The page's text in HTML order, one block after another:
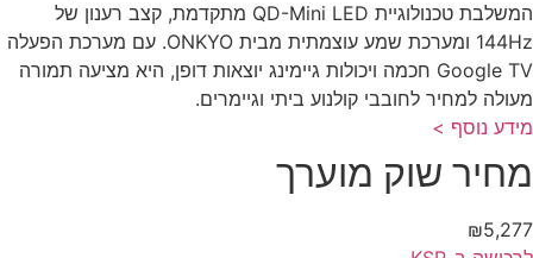
המשלבת טכנולוגיית QD-Mini LED מתקדמת, קצב רענון של
144Hz ומערכת שמע עוצמתית מבית ONKYO. עם מערכת הפעלה
Google TV חכמה ויכולות גיימינג יוצאות דופן, היא מציעה תמורה
למחיר לחובבי קולנוע ביתי וגיימרים.
נוסף >
שוק מוערך